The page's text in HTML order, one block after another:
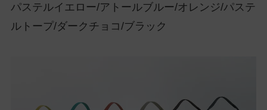
パステルイエロー/アトールブルー/オレンジ/パステ
ルトープ/ダークチョコ/ブラック